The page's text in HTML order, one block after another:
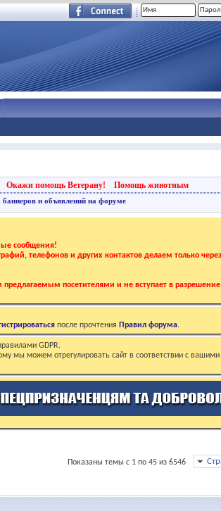
Окажи помощь Ветерану! Помощь животным
и объявлений на форуме
сообщения!
телефонов и других контактов делаем только
посетителями и не вступает в
после прочтения Правил форума.
GDPR.
мы можем отрегулировать сайт в соответствии с
Показаны темы с 1 по 45 из 6546